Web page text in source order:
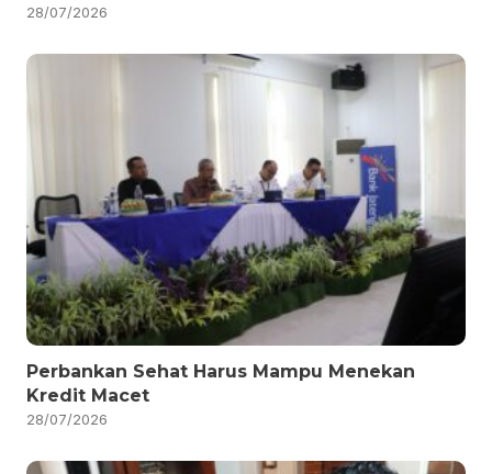
28/07/2026
Perbankan Sehat Harus Mampu Menekan
Kredit Macet
28/07/2026